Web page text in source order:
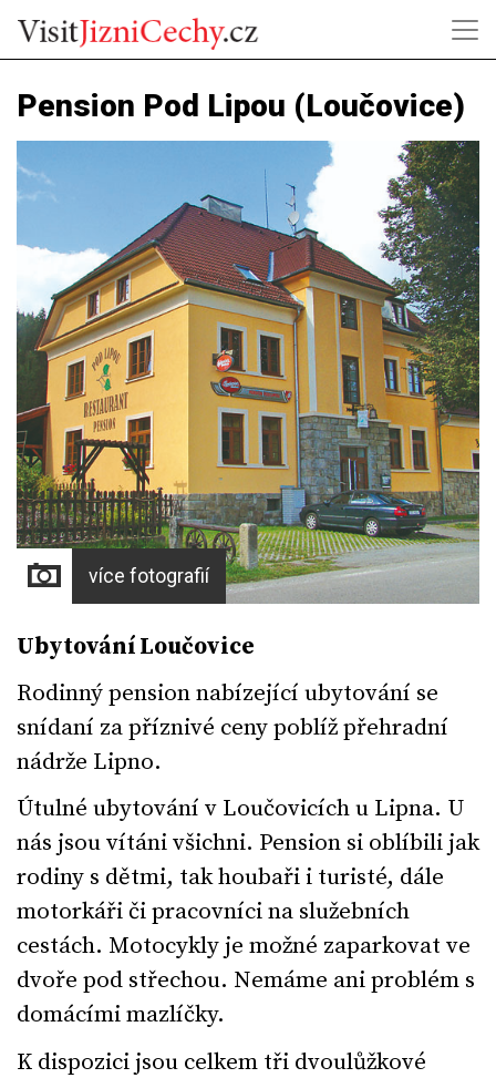
Pension Pod Lipou (Loučovice)
více fotografií
Ubytování Loučovice
Rodinný pension nabízející ubytování se
snídaní za příznivé ceny poblíž přehradní
nádrže Lipno.
Útulné ubytování v Loučovicích u Lipna. U
nás jsou vítáni všichni. Pension si oblíbili jak
rodiny s dětmi, tak houbaři i turisté, dále
motorkáři či pracovníci na služebních
cestách. Motocykly je možné zaparkovat ve
dvoře pod střechou. Nemáme ani problém s
domácími mazlíčky.
K dispozici jsou celkem tři dvoulůžkové